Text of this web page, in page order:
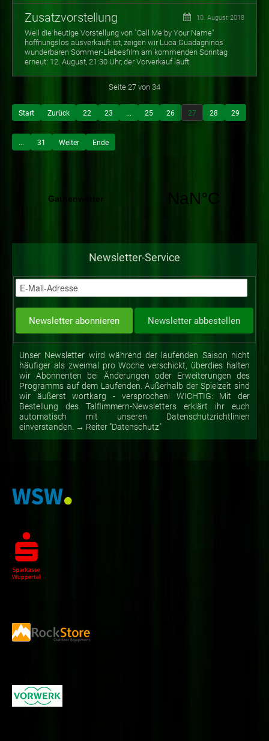
Zusatzvorstellung 10. August 2018
Weil die heutige Vorstellung von "Call Me by Your Name"
hoffnungslos ausverkauft ist, zeigen wir Luca Guadagninos
wunderbaren Sommer-Liebesfilm am kommenden Sonntag
erneut: 12. August, 21:30 Uhr, der Vorverkauf läuft.
Seite 27 von 34
Start Zurück 22 23 ... 25 26 27 28 29
... 31 Weiter Ende
Newsletter-Service
Unser Newsletter wird während der laufenden Saison nicht
häufiger als zweimal pro Woche verschickt, überdies halten
wir Abonnenten bei Änderungen oder Erweiterungen des
Programms auf dem Laufenden. Außerhalb der Spielzeit sind
wir äußerst wortkarg - versprochen! WICHTIG: Mit der
Bestellung des Talflimmern-Newsletters erklärt ihr euch
automatisch mit unseren Datenschutzrichtlinien
einverstanden. → Reiter "Datenschutz"